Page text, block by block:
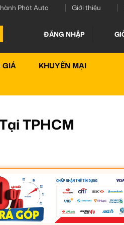
Phát Auto Giới thiệu
ĐĂNG NHẬP
GIÁ KHUYẾN MẠI
TPHCM